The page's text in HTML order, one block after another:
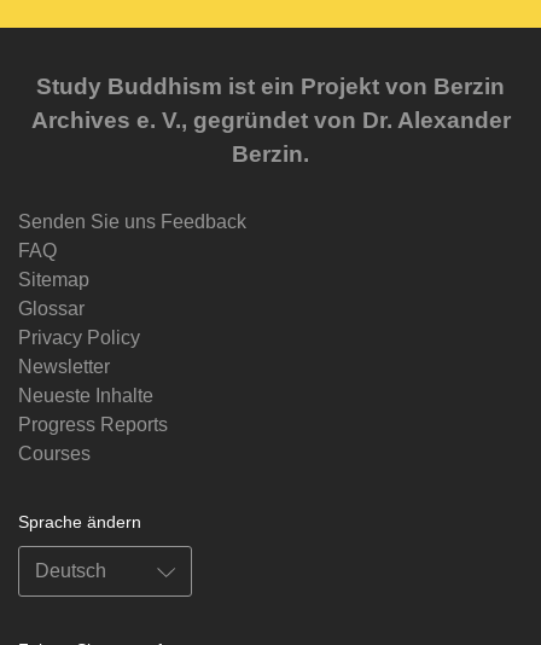
Study Buddhism ist ein Projekt von Berzin
Archives e. V., gegründet von Dr. Alexander
Berzin.
Senden Sie uns Feedback
FAQ
Sitemap
Glossar
Privacy Policy
Newsletter
Neueste Inhalte
Progress Reports
Courses
Sprache ändern